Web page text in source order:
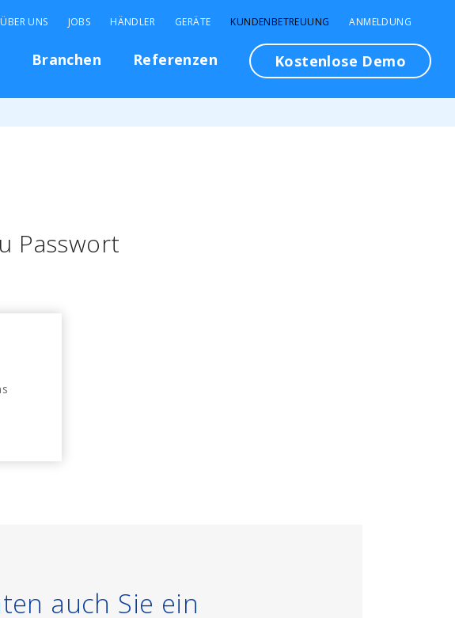
Branchen Referenzen Kostenlose Demo
ÜBER UNS JOBS HÄNDLER GERÄTE KUNDENBETREUUNG ANMELDUNG
Passwort
auch Sie ein